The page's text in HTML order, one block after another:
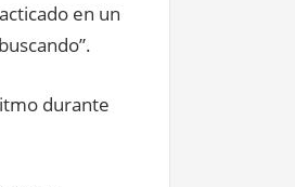
en un
durante